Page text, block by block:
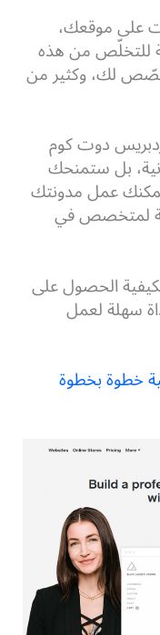
على موقعك،
للتخلّص من هذه
لك، وكثير من
دوت كوم
بل ستمنحك
عمل مدونتك
لمتخصص في
الحصول على
سهلة لعمل
خطوة بخطوة